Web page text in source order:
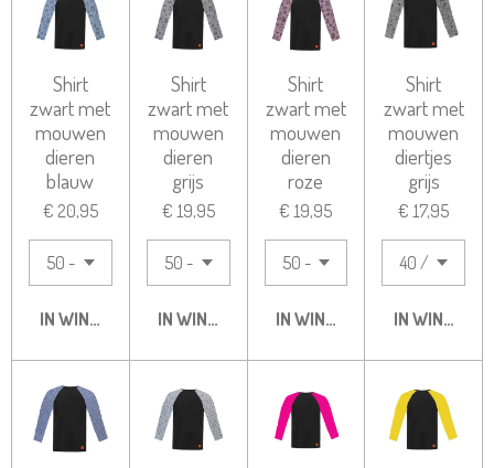
Shirt
zwart met
mouwen
dieren
blauw
€ 20,95
IN WINKELWAGEN
Shirt
zwart met
mouwen
dieren
grijs
€ 19,95
IN WINKELWAGEN
Shirt
zwart met
mouwen
dieren
roze
€ 19,95
IN WINKELWAGEN
Shirt
zwart met
mouwen
diertjes
grijs
€ 17,95
IN